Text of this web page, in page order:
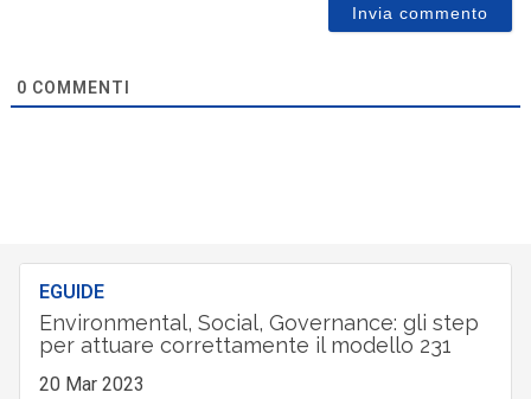
0 COMMENTI
EGUIDE
Environmental, Social, Governance: gli step
per attuare correttamente il modello 231
20 Mar 2023